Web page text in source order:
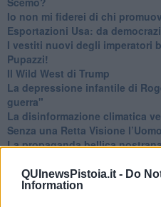
QUInewsPistoia.it - Do
Information
​Io non mi fiderei di chi
Esportazioni Usa: da
​I vestiti nuovi degli imperatori
​Pupazzi!
​Il Wild West di Trump
​La depressione infantile di
guerra"
​La disinformazione climatica
Senza una Retta Visione
​La propaganda bellica
​La cleptocrazia e lo studio
guerra
​Uccidere per gioco: il